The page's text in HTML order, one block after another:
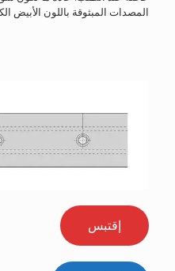
المصدات المبثوقة باللون الأبيض
إقتبس